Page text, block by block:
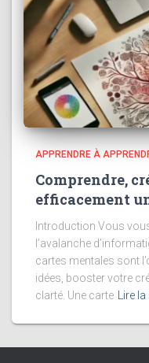
APPRENDRE À
Comprendre,
efficacement
Introduction Vous
l’avalanche
cartes mentales sont
idées, booster votre
clarté. Une carte
Lire